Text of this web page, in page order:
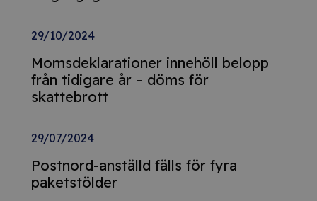
29/10/2024
Momsdeklarationer innehöll belopp
från tidigare år – döms för
skattebrott
29/07/2024
Postnord-anställd fälls för fyra
paketstölder